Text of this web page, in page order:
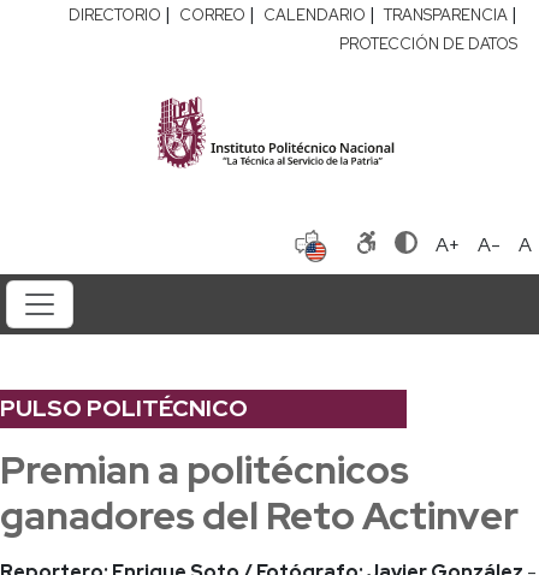
DIRECTORIO | CORREO | CALENDARIO | TRANSPARENCIA |
PROTECCIÓN DE DATOS
A+ A- A
PULSO POLITÉCNICO
Premian a politécnicos
ganadores del Reto Actinver